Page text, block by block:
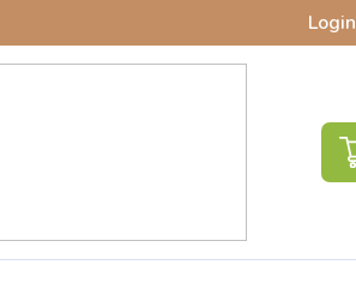
Login